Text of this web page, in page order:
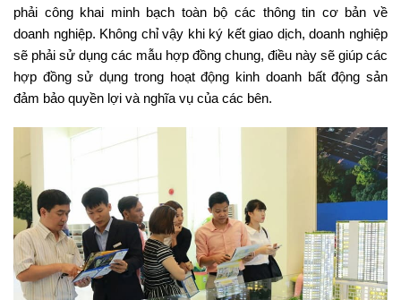
phải công khai minh bạch toàn bộ các thông tin cơ bản về
doanh nghiệp. Không chỉ vậy khi ký kết giao dịch, doanh nghiệp
sẽ phải sử dụng các mẫu hợp đồng chung, điều này sẽ giúp các
hợp đồng sử dụng trong hoạt động kinh doanh bất động sản
đảm bảo quyền lợi và nghĩa vụ của các bên.